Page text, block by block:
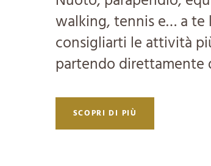
walking, tennis e… a te
consigliarti le attività
partendo direttamente
SCOPRI DI PIÙ